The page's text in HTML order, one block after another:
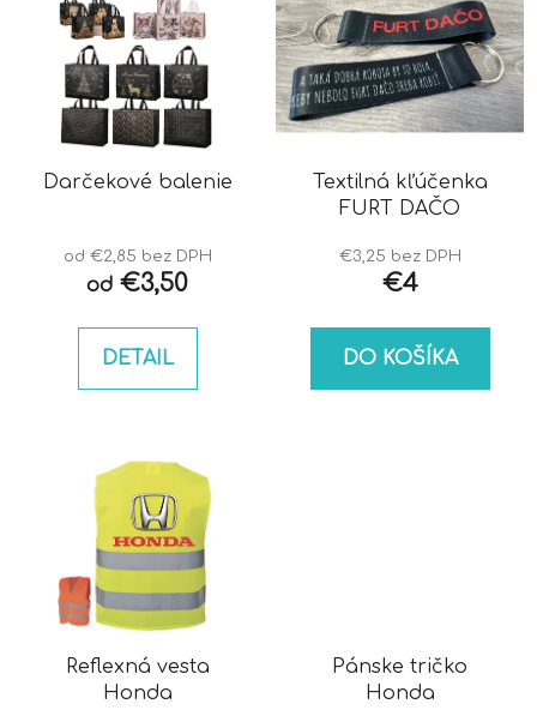
Darčekové balenie
od €2,85 bez DPH
od €3,50
DETAIL
Textilná kľúčenka
FURT DAČO
€3,25 bez DPH
€4
DO KOŠÍKA
Reflexná vesta
Honda
Pánske tričko
Honda